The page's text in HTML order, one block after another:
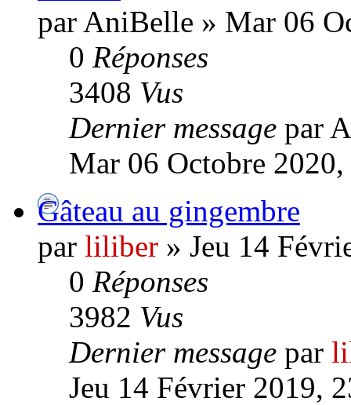
par AniBelle » Mar 06
0 Réponses
3408 Vus
Dernier message par
Mar 06 Octobre
Gâteau au gingembre
par liliber » Jeu 14
0 Réponses
3982 Vus
Dernier message par
Jeu 14 Février 2019,